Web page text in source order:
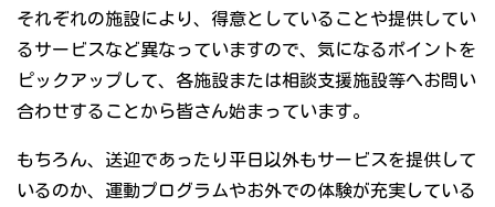
それぞれの施設により、得意としていることや提供してい
るサービスなど異なっていますので、気になるポイントを
ピックアップして、各施設または相談支援施設等へお問い
合わせすることから皆さん始まっています。
もちろん、送迎であったり平日以外もサービスを提供して
いるのか、運動プログラムやお外での体験が充実している